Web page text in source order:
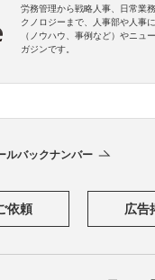
労務管理から戦略人事、日常業
クノロジーまで、人事部や人事
（ノウハウ、事例など）やニュ
ガジンです。
ルバックナンバー
依頼 広告